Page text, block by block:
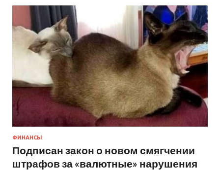
ФИНАНСЫ
Подписан закон о новом смягчении
штрафов за «валютные» нарушения